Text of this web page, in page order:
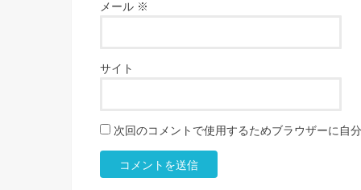
メール ※
サイト
次回のコメントで使用するためブラウザーに自